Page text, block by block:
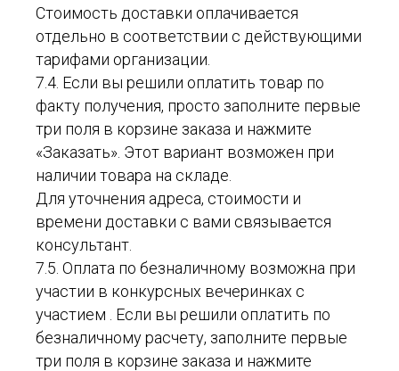
Стоимость доставки оплачивается
отдельно в соответствии с действующими
тарифами организации.
7.4. Если вы решили оплатить товар по
факту получения, просто заполните первые
три поля в корзине заказа и нажмите
«Заказать». Этот вариант возможен при
наличии товара на складе.
Для уточнения адреса, стоимости и
времени доставки с вами связывается
консультант.
7.5. Оплата по безналичному возможна при
участии в конкурсных вечеринках с
участием . Если вы решили оплатить по
безналичному расчету, заполните первые
три поля в корзине заказа и нажмите